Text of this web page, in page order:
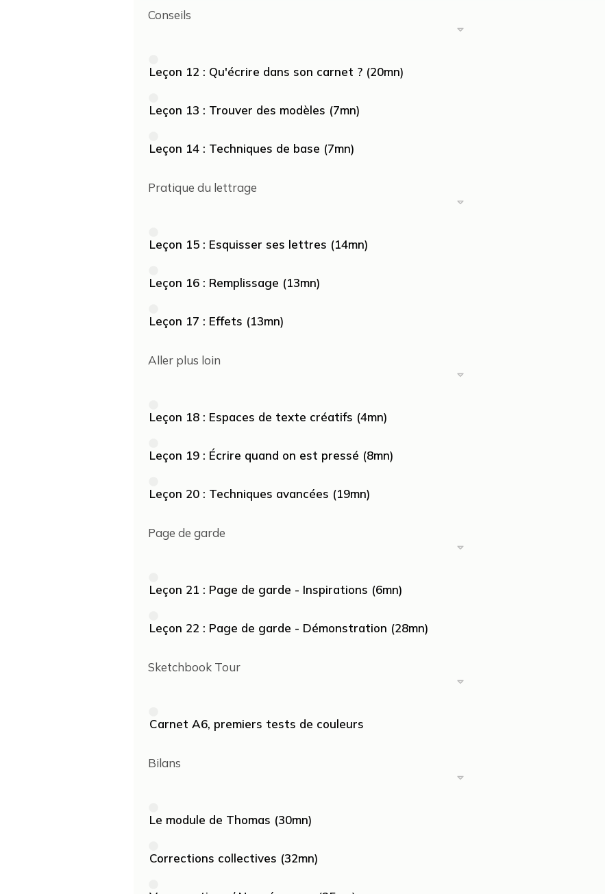
Conseils
Leçon 12 : Qu'écrire dans son carnet ? (20mn)
Leçon 13 : Trouver des modèles (7mn)
Leçon 14 : Techniques de base (7mn)
Pratique du lettrage
Leçon 15 : Esquisser ses lettres (14mn)
Leçon 16 : Remplissage (13mn)
Leçon 17 : Effets (13mn)
Aller plus loin
Leçon 18 : Espaces de texte créatifs (4mn)
Leçon 19 : Écrire quand on est pressé (8mn)
Leçon 20 : Techniques avancées (19mn)
Page de garde
Leçon 21 : Page de garde - Inspirations (6mn)
Leçon 22 : Page de garde - Démonstration (28mn)
Sketchbook Tour
Carnet A6, premiers tests de couleurs
Bilans
Le module de Thomas (30mn)
Corrections collectives (32mn)